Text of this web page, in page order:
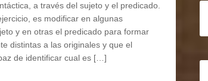
a través del sujeto y el predicado.
es modificar en algunas
y en otras el predicado para formar
distintas a las originales y que el
de identificar cual es […]